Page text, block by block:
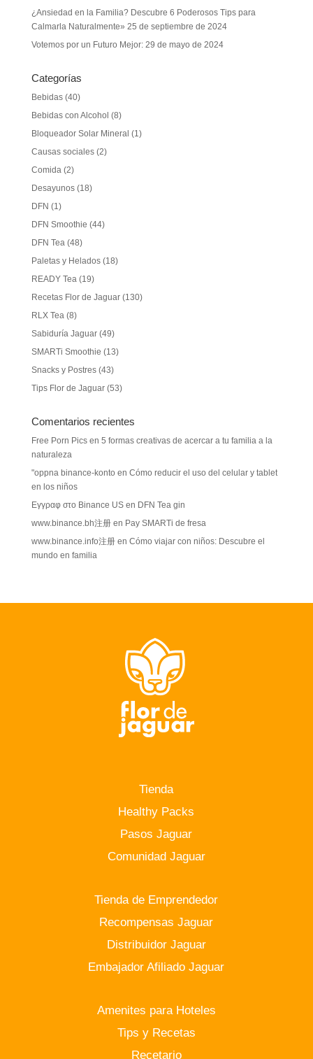
¿Ansiedad en la Familia? Descubre 6 Poderosos Tips para
Calmarla Naturalmente» 25 de septiembre de 2024
Votemos por un Futuro Mejor: 29 de mayo de 2024
Categorías
Bebidas(40)
Bebidas con Alcohol (8)
Bloqueador Solar Mineral (1)
Causas sociales(2)
Comida (2)
Desayunos(18)
DFN (1)
DFN Smoothie (44)
DFN Tea (48)
Paletas y Helados(18)
READY Tea (19)
Recetas Flor de Jaguar(130)
RLX Tea (8)
Sabiduría Jaguar(49)
SMARTi Smoothie (13)
Snacks y Postres(43)
Tips Flor de Jaguar(53)
Comentarios recientes
Free Porn Picsen 5 formas creativas de acercar a tu familia a la
naturaleza
"oppna binance-konto en Cómo reducir el uso del celular y tablet
en los niños
Εγγραφ στο Binance USen DFN Tea gin
www.binance.bh注册en Pay SMARTi de fresa
www.binance.info注册en Cómo viajar con niños: Descubre el
mundo en familia
Tienda
Healthy Packs
Pasos Jaguar
Comunidad Jaguar
Tienda de Emprendedor
Recompensas Jaguar
Distribuidor Jaguar
Embajador Afiliado Jaguar
Amenites para Hoteles
Tips y Recetas
Recetario